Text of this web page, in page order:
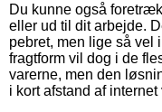
Du kunne også
eller ud til dit arbejde.
pebret, men lige så vel
fragtform vil dog i de
varerne, men den
i kort afstand af